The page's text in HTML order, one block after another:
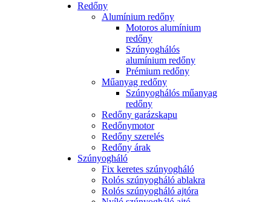
Redőny
Alumínium redőny
Motoros alumínium
redőny
Szúnyoghálós
alumínium redőny
Prémium redőny
Műanyag redőny
Szúnyoghálós műanyag
redőny
Redőny garázskapu
Redőnymotor
Redőny szerelés
Redőny árak
Szúnyogháló
Fix keretes szúnyogháló
Rolós szúnyogháló ablakra
Rolós szúnyogháló ajtóra